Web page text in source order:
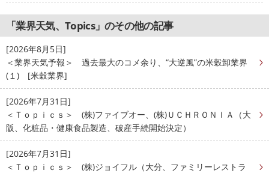
「業界天気、Topics」のその他の記事
[2026年8月5日]
＜業界天気予報＞ 過去最大のコメ余り、“大逆風”の米穀卸業界
(１) [米穀業界]
[2026年7月31日]
＜Ｔｏｐｉｃｓ＞ (株)ファイブオー、(株)ＵＣＨＲＯＮＩＡ（大
阪、化粧品・健康食品製造、破産手続開始決定）
[2026年7月31日]
＜Ｔｏｐｉｃｓ＞ (株)ジョイフル（大分、ファミリーレストラ